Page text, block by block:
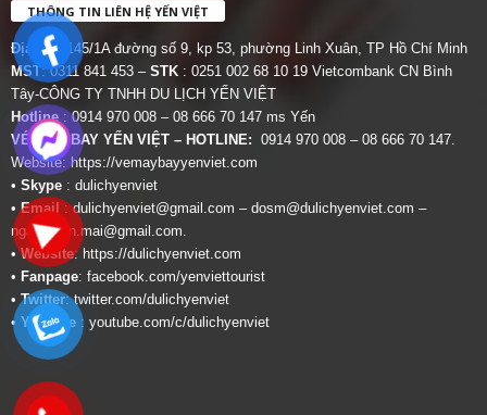
THÔNG TIN LIÊN HỆ YẾN VIỆT
Địa chỉ:
145/1A đường số 9, kp 53, phường Linh Xuân, TP Hồ Chí Minh
MST: 0311 841 453 – STK : 0251 002 68 10 19 Vietcombank CN Bình
Tây-CÔNG TY TNHH DU LỊCH YẾN VIỆT
Hotline : 0914 970 008 – 08 666 70 147 ms Yến
VÉ MÁY BAY YẾN VIỆT – HOTLINE: 0914 970 008 – 08 666 70 147.
Website: https://vemaybayyenviet.com
• Skype : dulichyenviet
•Email :dulichyenviet@gmail.com – dosm@dulichyenviet.com –
ngan.phan.mai@gmail.com
•Website: https://dulichyenviet.com
• Fanpage: facebook.com/yenviettourist
• Twitter:twitter.com/dulichyenviet
• Youtube : youtube.com/c/dulichyenviet